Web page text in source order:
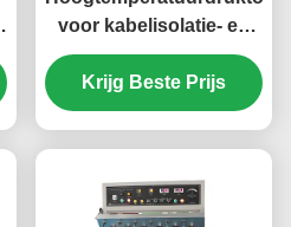
voor kabelisolatie- en
omhultoetsapparatuur
Krijg Beste Prijs